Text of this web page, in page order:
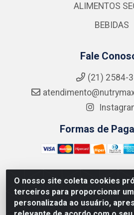
O nosso site coleta cookies
terceiros para proporcionar
personalizada ao usuário,
ALIMENTOS
BEBIDAS
Fale
(21) 2584-
Formas de
NUTRY MAX COMÉRCIO DE
LTDA - RUA DO FEIJÃO, 721
CNPJ: 15.796.122/